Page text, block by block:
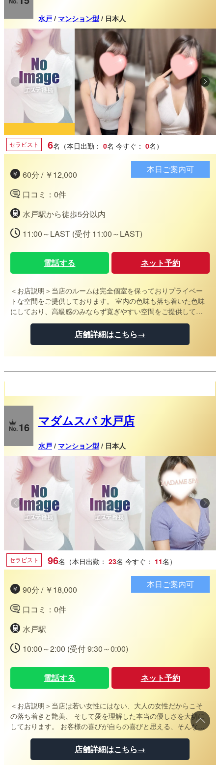
水戸 / マンション型 / 日本人
セラピスト 6名（本日出勤： 0名 今すぐ： 0名）
60分 / ￥12,000
口コミ：0件
水戸駅から徒歩5分以内
11:00～LAST (受付 11:00～LAST)
本日ご案内可
電話する ネット予約
＜お店説明＞ 当店のルームは完全個室を保っておりプライベー
トな空間をご提供しております。 室内の色味も落ち着いた色味
にしており、高級感のみならず寛ぎやすい空間をご提供してお
ります。
店舗詳細はこちら→
16 マダムスパ 水戸店
水戸 / マンション型 / 日本人
セラピスト 96名（本日出勤： 23名 今すぐ： 11名）
90分 / ￥18,000
口コミ：0件
水戸駅
10:00～2:00 (受付 9:30～0:00)
本日ご案内可
電話する ネット予約
＜お店説明＞ 当店は若い女性にはない、大人の女性だからこそ
の落ち着きと艶美、 そして愛を理解した本当の優しさを大切に
しております。 お客様の喜びが自らの喜びと思える、そんな素
敵なミセス達が揃っています。 丁寧な対応・愛情を感じられる
アロママッサージ、細部までおもてなしする心遣い、 マダムの
みが醸し出す究極の癒しに貴方もゆっくりと浸ってくださいま
店舗詳細はこちら→